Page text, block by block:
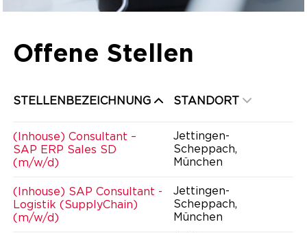
Offene Stellen
STELLENBEZEICHNUNG STANDORT
(Inhouse) Consultant –
SAP ERP Sales SD
(m/w/d)
Jettingen-
Scheppach,
München
(Inhouse) SAP Consultant -
Logistik (SupplyChain)
(m/w/d)
Jettingen-
Scheppach,
München